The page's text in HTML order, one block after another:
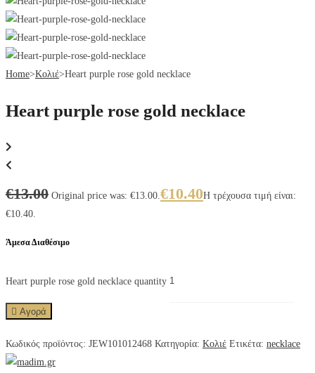
Home>Κολιέ>Heart purple rose gold necklace
Heart purple rose gold necklace
€13.00 Original price was: €13.00. €10.40Η τρέχουσα τιμή είναι:
€10.40.
Άμεσα Διαθέσιμο
Heart purple rose gold necklace quantity
Αγορά
Κωδικός προϊόντος: JEW101012468 Κατηγορία: Κολιέ Ετικέτα: necklace